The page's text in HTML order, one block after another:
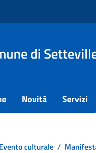
di
Novità Servizi
Evento culturale /